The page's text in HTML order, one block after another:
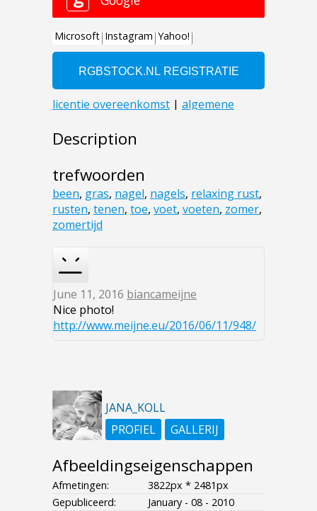
Description
trefwoorden
been, gras, nagel, nagels, relaxing rust,
rusten, tenen, toe, voet, voeten, zomer,
zomertijd
June 11, 2016 biancameijne
Nice photo!
http://www.meijne.eu/2016/06/11/948/
JANA_KOLL
PROFIEL
GALLERIJ
Afbeeldingseigenschappen
Afmetingen:
3822px * 2481px
Gepubliceerd:
January - 08 - 2010